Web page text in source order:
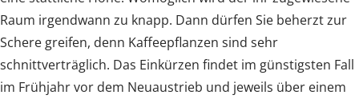
Raum irgendwann zu knapp. Dann dürfen Sie beherzt zur
Schere greifen, denn Kaffeepflanzen sind sehr
schnittverträglich. Das Einkürzen findet im günstigsten Fall
im Frühjahr vor dem Neuaustrieb und jeweils über einem